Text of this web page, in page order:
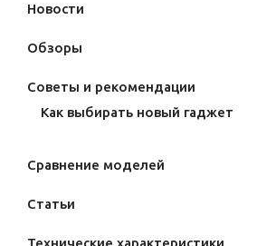
Новости
Обзоры
Советы и рекомендации
Как выбирать новый гаджет
Сравнение моделей
Статьи
Технические характеристики